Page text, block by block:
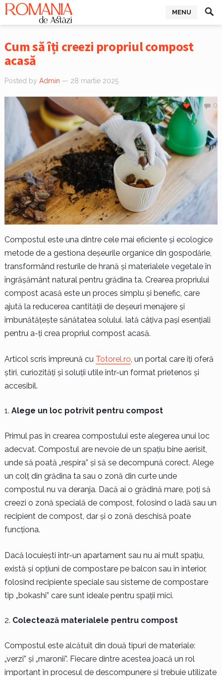
MENU
Cum să îți creezi propriul compost
acasă
Posted by Admin — 28 martie 2025
0
1
Compostul este una dintre cele mai eficiente și ecologice
metode de a gestiona deșeurile organice din gospodărie,
transformând resturile de hrană și materialele vegetale în
îngrășământ natural pentru grădina ta. Crearea propriului
compost acasă este un proces simplu și benefic, care
ajută la reducerea cantității de deșeuri menajere și
îmbunătățește sănătatea solului. Iată câțiva pași esențiali
pentru a-ți crea propriul compost acasă.
Articol scris împreună cu Totorel.ro, un portal care îți oferă
știri, curiozități și soluții utile într-un format prietenos și
accesibil.
Alege un loc potrivit pentru compost
Primul pas în crearea compostului este alegerea unui loc
adecvat. Compostul are nevoie de un spațiu bine aerisit,
unde să poată „respira” și să se decompună corect. Alege
un colț din grădina ta sau o zonă din curte unde
compostul nu va deranja. Dacă ai o grădină mare, poți să
creezi o zonă specială de compost, folosind o ladă sau un
recipient de compost, dar și o zonă deschisă poate
funcționa.
Dacă locuiești într-un apartament sau nu ai mult spațiu,
există și opțiuni de compostare pe balcon sau în interior,
folosind recipiente speciale sau sisteme de compostare
tip „bokashi” care sunt ideale pentru spații mici.
Colectează materialele pentru compost
Compostul este alcătuit din două tipuri de materiale:
„verzi” și „maronii”. Fiecare dintre acestea joacă un rol
important în procesul de descompunere și trebuie utilizate